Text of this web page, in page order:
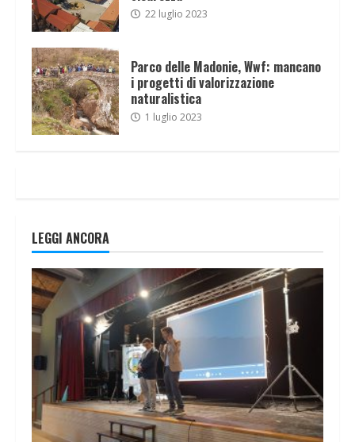
22 luglio 2023
Parco delle Madonie, Wwf: mancano
i progetti di valorizzazione
naturalistica
1 luglio 2023
LEGGI ANCORA